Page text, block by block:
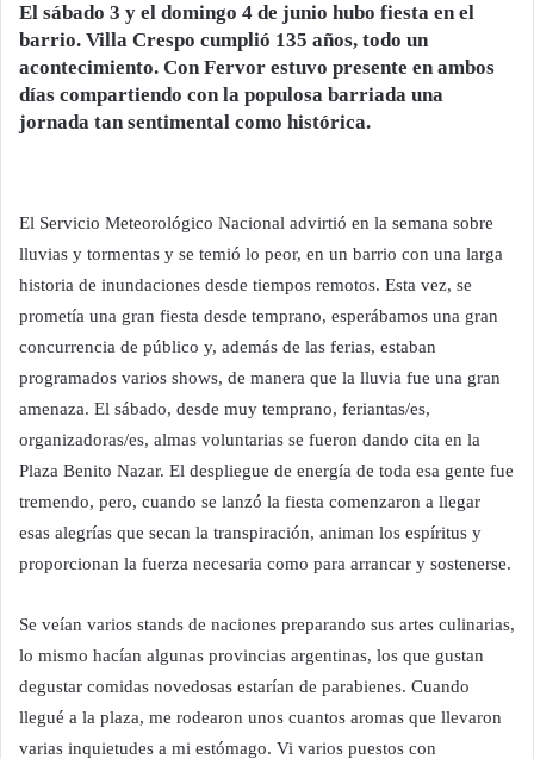
El sábado 3 y el domingo 4 de junio hubo fiesta en el
barrio. Villa Crespo cumplió 135 años, todo un
acontecimiento. Con Fervor estuvo presente en ambos
días compartiendo con la populosa barriada una
jornada tan sentimental como histórica.
El Servicio Meteorológico Nacional advirtió en la semana sobre
lluvias y tormentas y se temió lo peor, en un barrio con una larga
historia de inundaciones desde tiempos remotos. Esta vez, se
prometía una gran fiesta desde temprano, esperábamos una gran
concurrencia de público y, además de las ferias, estaban
programados varios shows, de manera que la lluvia fue una gran
amenaza. El sábado, desde muy temprano, feriantas/es,
organizadoras/es, almas voluntarias se fueron dando cita en la
Plaza Benito Nazar. El despliegue de energía de toda esa gente fue
tremendo, pero, cuando se lanzó la fiesta comenzaron a llegar
esas alegrías que secan la transpiración, animan los espíritus y
proporcionan la fuerza necesaria como para arrancar y sostenerse.
Se veían varios stands de naciones preparando sus artes culinarias,
lo mismo hacían algunas provincias argentinas, los que gustan
degustar comidas novedosas estarían de parabienes. Cuando
llegué a la plaza, me rodearon unos cuantos aromas que llevaron
varias inquietudes a mi estómago. Vi varios puestos con